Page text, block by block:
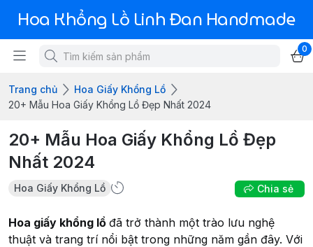
Hoa Khổng Lồ Linh Đan Handmade
0
Trang chủ
Hoa Giấy Khổng Lồ
20+ Mẫu Hoa Giấy Khổng Lồ Đẹp Nhất 2024
20+ Mẫu Hoa Giấy Khổng Lồ Đẹp
Nhất 2024
Hoa Giấy Khổng Lồ Chia sẻ
Hoa giấy khổng lồ đã trở thành một trào lưu nghệ
thuật và trang trí nổi bật trong những năm gần đây. Với